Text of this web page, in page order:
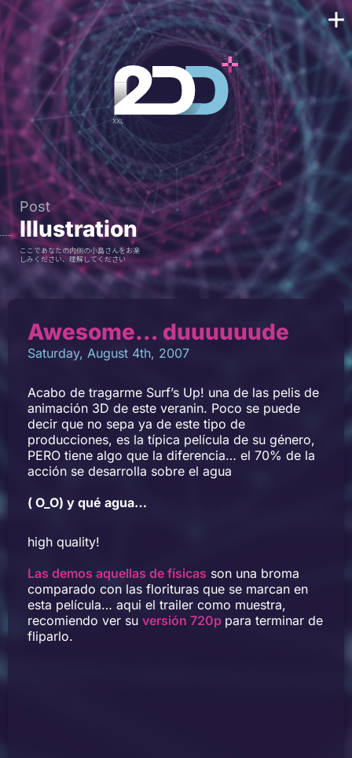
Post
Illustration
ここであなたの内側の小島さんをお楽
しみください、理解してください
Awesome… duuuuuude
Saturday, August 4th, 2007
Acabo de tragarme Surf’s Up! una de las pelis de
animación 3D de este veranin. Poco se puede
decir que no sepa ya de este tipo de
producciones, es la típica película de su género,
PERO tiene algo que la diferencia… el 70% de la
acción se desarrolla sobre el agua
( O_O) y qué agua…
high quality!
Las demos aquellas de físicas son una broma
comparado con las florituras que se marcan en
esta película… aqui el trailer como muestra,
recomiendo ver su versión 720p para terminar de
fliparlo.